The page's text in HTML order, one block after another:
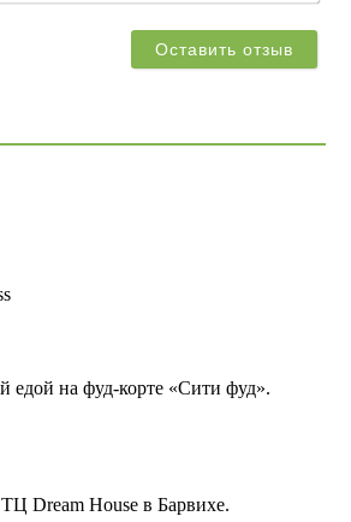
едой на фуд-корте «Сити фуд».
Dream House в Барвихе.